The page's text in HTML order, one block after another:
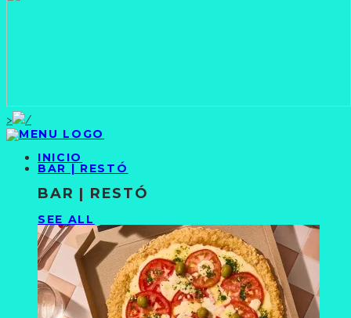
>
INICIO
BAR | RESTÓ
BAR | RESTÓ
SEE ALL